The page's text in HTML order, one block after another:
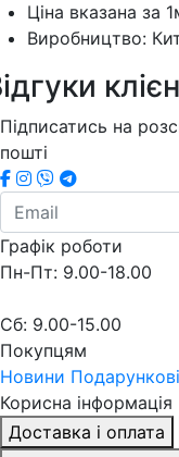
Ціна вказана за
Виробництво:
Підписатись на
пошті
Графік роботи
Пн-Пт: 9.00-18.00
Сб: 9.00-15.00
Покупцям
Новини
Корисна інформація
Доставка і оплата